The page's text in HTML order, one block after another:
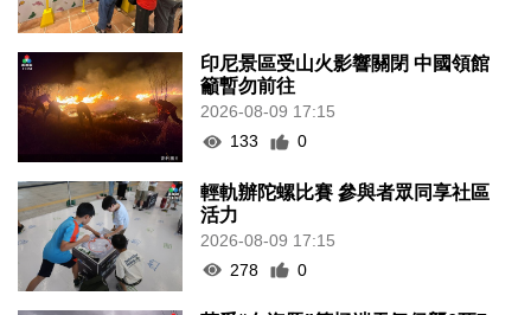
印尼景區受山火影響關閉 中國領館
籲暫勿前往
2026-08-09 17:15
133
0
輕軌辦陀螺比賽 參與者眾同享社區
活力
2026-08-09 17:15
278
0